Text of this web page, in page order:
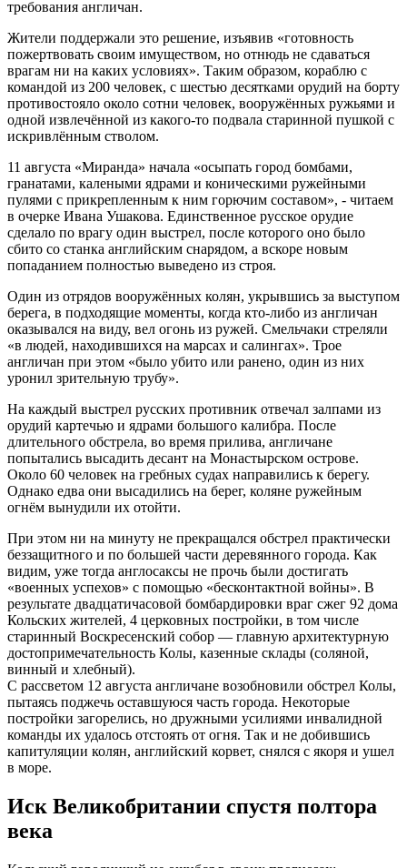
требования англичан.
Жители поддержали это решение, изъявив «готовность
пожертвовать своим имуществом, но отнюдь не сдаваться
врагам ни на каких условиях». Таким образом, кораблю с
командой из 200 человек, с шестью десятками орудий на борту
противостояло около сотни человек, вооружённых ружьями и
одной извлечённой из какого-то подвала старинной пушкой с
искривлённым стволом.
11 августа «Миранда» начала «осыпать город бомбами,
гранатами, калеными ядрами и коническими ружейными
пулями с прикрепленным к ним горючим составом», - читаем
в очерке Ивана Ушакова. Единственное русское орудие
сделало по врагу один выстрел, после которого оно было
сбито со станка английским снарядом, а вскоре новым
попаданием полностью выведено из строя.
Один из отрядов вооружённых колян, укрывшись за выступом
берега, в подходящие моменты, когда кто-либо из англичан
оказывался на виду, вел огонь из ружей. Смельчаки стреляли
«в людей, находившихся на марсах и салингах». Трое
англичан при этом «было убито или ранено, один из них
уронил зрительную трубу».
На каждый выстрел русских противник отвечал залпами из
орудий картечью и ядрами большого калибра. После
длительного обстрела, во время прилива, англичане
попытались высадить десант на Монастырском острове.
Около 60 человек на гребных судах направились к берегу.
Однако едва они высадились на берег, коляне ружейным
огнём вынудили их отойти.
При этом ни на минуту не прекращался обстрел практически
беззащитного и по большей части деревянного города. Как
видим, уже тогда англосаксы не прочь были достигать
«военных успехов» с помощью «бесконтактной войны». В
результате двадцатичасовой бомбардировки враг сжег 92 дома
Кольских жителей, 4 церковных постройки, в том числе
старинный Воскресенский собор — главную архитектурную
достопримечательность Колы, казенные склады (соляной,
винный и хлебный).
С рассветом 12 августа англичане возобновили обстрел Колы,
пытаясь поджечь оставшуюся часть города. Некоторые
постройки загорелись, но дружными усилиями инвалидной
команды их удалось отстоять от огня. Так и не добившись
капитуляции колян, английский корвет, снялся с якоря и ушел
в море.
Иск Великобритании спустя полтора
века